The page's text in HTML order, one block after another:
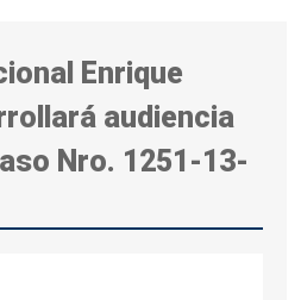
Enrique
audiencia
Nro. 1251-13-